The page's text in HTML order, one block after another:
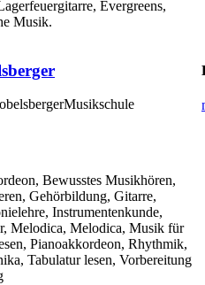
Evergreens,
Musik.
Musikschule
Bewusstes Musikhören,
Gehörbildung, Gitarre,
Instrumentenkunde,
Melodica, Melodica, Musik für
Pianoakkordeon, Rhythmik,
Tabulatur lesen, Vorbereitung